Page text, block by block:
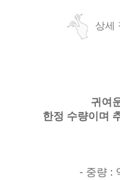
상세
귀여
한정 수량이며
- 중량 :